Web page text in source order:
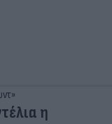
η